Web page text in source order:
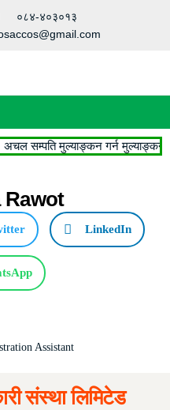
०८४-४०३०१३
अचल सम्पति मुल्याङ्कन गर्न
Rawot
LinkedIn
Assistant
संस्था लिमिटेड